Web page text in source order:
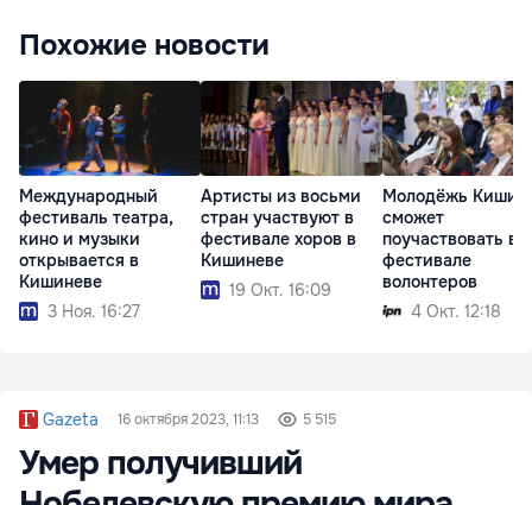
Похожие новости
Международный
фестиваль театра,
кино и музыки
открывается в
Кишиневе
3 Ноя. 16:27
Артисты из восьми
стран участвуют в
фестивале хоров в
Кишиневе
19 Окт. 16:09
Молодёжь
сможет
поучаствовать в
фестивале
волонтеров
4 Окт. 12:18
Gazeta 16 октября 2023, 11:13 5 515
Умер получивший